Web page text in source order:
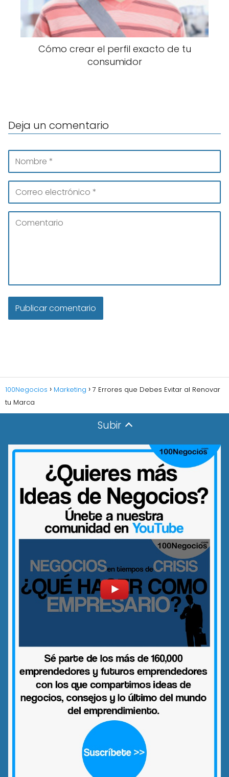
Cómo crear el perfil exacto de tu
consumidor
Deja un comentario
100Negocios Marketing
7 Errores que Debes Evitar al Renovar
tu Marca
Subir